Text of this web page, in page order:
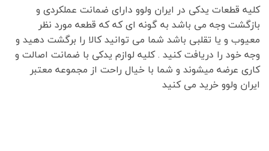
کلیه قطعات یدکی در ایران ولوو دارای ضمانت عملکردی و
بازگشت وجه می باشد به گونه ای که که قطعه مورد نظر
معیوب و یا تقلبی باشد شما می توانید کالا را برگشت دهید و
وجه خود را دریافت کنید . کلیه لوازم یدکی با ضمانت اصالت و
کاری عرضه میشوند و شما با خیال راحت از مجموعه معتبر
ایران ولوو خرید می کنید